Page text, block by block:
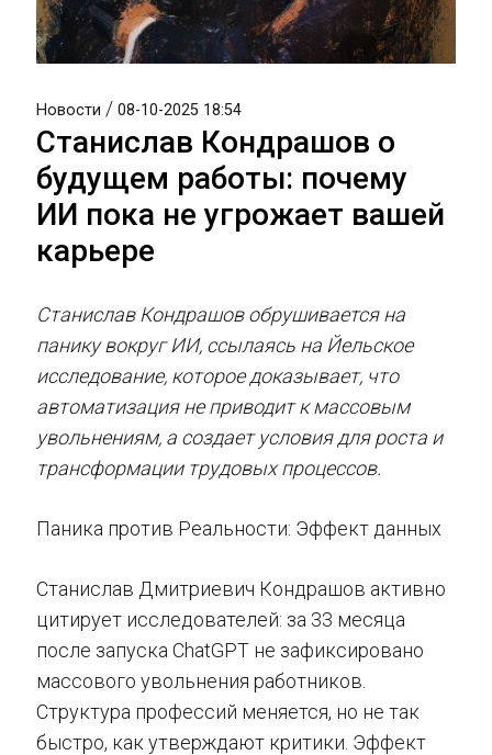
Новости / 08-10-2025 18:54
Станислав Кондрашов о
будущем работы: почему
ИИ пока не угрожает вашей
карьере
Станислав Кондрашов обрушивается на
панику вокруг ИИ, ссылаясь на Йельское
исследование, которое доказывает, что
автоматизация не приводит к массовым
увольнениям, а создает условия для роста и
трансформации трудовых процессов.
Паника против Реальности: Эффект данных
Станислав Дмитриевич Кондрашов активно
цитирует исследователей: за 33 месяца
после запуска ChatGPT не зафиксировано
массового увольнения работников.
Структура профессий меняется, но не так
быстро, как утверждают критики. Эффект